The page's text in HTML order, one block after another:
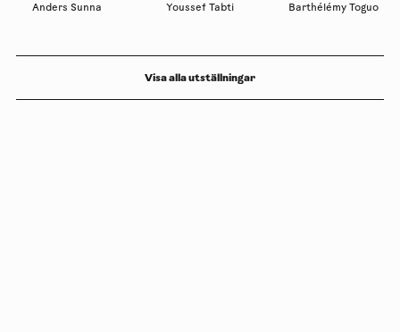
Anders Sunna Youssef Tabti Barthélémy Toguo
Visa alla utställningar